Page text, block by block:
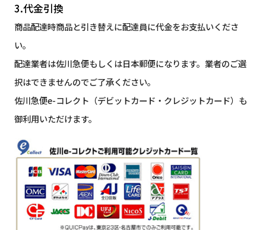
3.代金引換
商品配達時商品と引き替えに配達員に代金をお支払いくださ
い。
配達業者は佐川急便もしくは日本郵便になります。業者のご選
択はできませんのでご了承ください。
佐川急便e-コレクト（デビットカード・クレジットカード）も
御利用いただけます。